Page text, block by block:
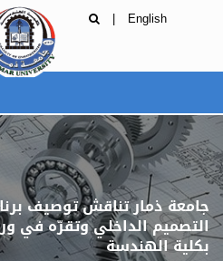
English
|
جامعة ذمار تناقش توصيف
التصميم الداخلي وتقرّه في
بكلية الهندسة